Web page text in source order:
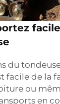
du
facile de la
ou
en